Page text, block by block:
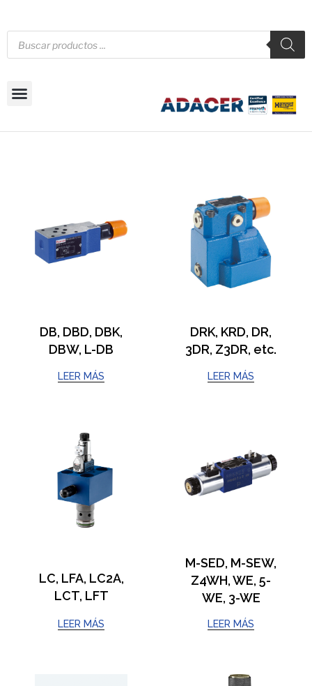
DB, DBD, DBK,
DBW, L-DB
LEER MÁS
DRK, KRD, DR,
3DR, Z3DR, etc.
LEER MÁS
LC, LFA, LC2A,
LCT, LFT
LEER MÁS
M-SED, M-SEW,
Z4WH, WE, 5-
WE, 3-WE
LEER MÁS